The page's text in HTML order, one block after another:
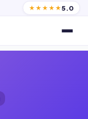
★★★★★5.0